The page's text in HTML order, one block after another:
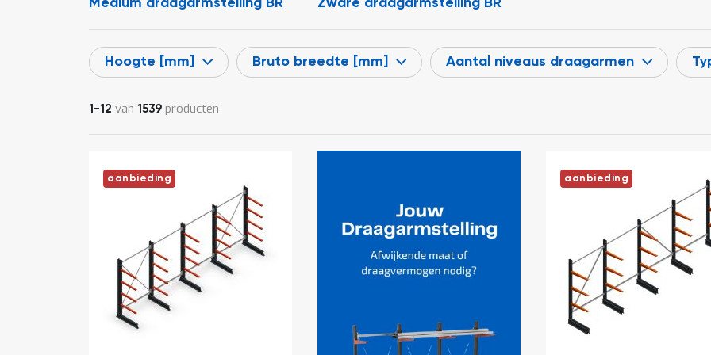
Hoogte [mm] Bruto breedte [mm] Aantal niveaus draagarmen
1 -12 van 1539 producten
aanbieding aanbieding